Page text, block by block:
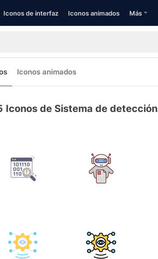
Iconos de interfaz Iconos animados Más
Iconos animados
Iconos de Sistema de detección